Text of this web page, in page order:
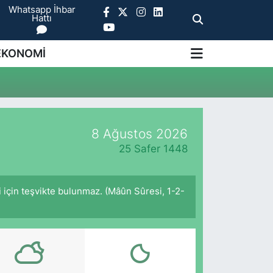
Whatsapp İhbar
Hattı
8 Ağustos 2026
25 Safer 1448
teşvikte bulunmaz. (Mâûn Sûresi, 1-2-